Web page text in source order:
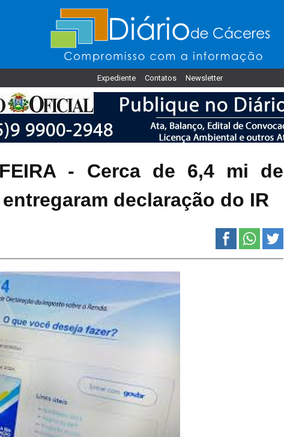
Expediente Contatos Newsletter
FEIRA - Cerca de 6,4 mi de
declaração do IR